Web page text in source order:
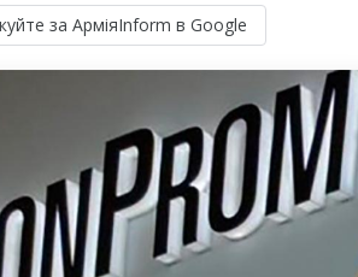
за АрміяInform в Google